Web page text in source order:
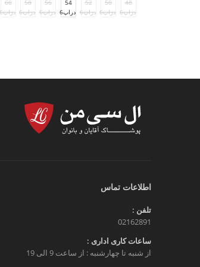
48
دراپ6
50
دراپ6
52
دراپ6
54
دراپ6
56
دراپ6
58
دراپ6
60
دراپ6
اطلاعات تماس
تلفن :
02162891
ساعات کاری اداری :
از شنبه تا چهارشنبه : از ساعت 9 الی 19